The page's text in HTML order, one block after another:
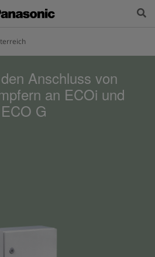
Anschluss von
an ECOi und
ECO G